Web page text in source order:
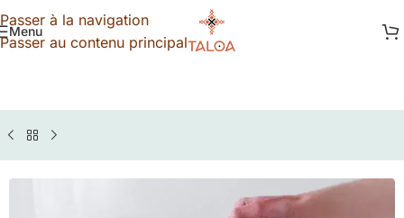
Passer à la navigation
Passer au contenu principal
Menu